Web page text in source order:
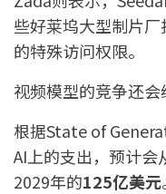
些好莱坞大型制片
的特殊访问权限。
视频模型的竞争还会
根据State of
AI上的支出，预计会
2029年的125亿美元